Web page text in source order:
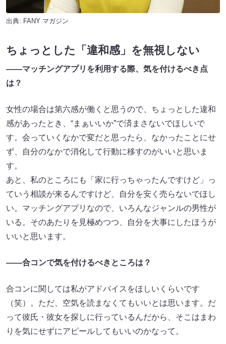
出典: FANY マガジン
ちょっとした「違和感」を無視しない
――マッチングアプリを利用する際、気を付けるべき点
は？
女性の場合は第六感が働くと思うので、ちょっとした違和
感があったとき、“まぁいいか”で済まさないでほしいで
す。会っていくなかで変だと思ったら、なかったことにせ
ず、自分のなかで消化して行動に移すのがいいと思いま
す。
あと、私のところにも「家に行っちゃったんですけど」っ
ていう相談が来るんですけど、自分を安く売らないでほし
い。マッチングアプリなので、いろんなジャンルの男性が
いる。そのあたりを見極めつつ、自分を大事にしたほうが
いいと思います。
――合コンで気を付けるべきところは？
合コンに関しては私がアドバイスをほしいくらいです
（笑）。ただ、空気を読まなくてもいいとは思います。だ
って彼氏・彼女を探しに行っているんだから、そこはまわ
りを気にせずにアピールしてもいいのかなって。